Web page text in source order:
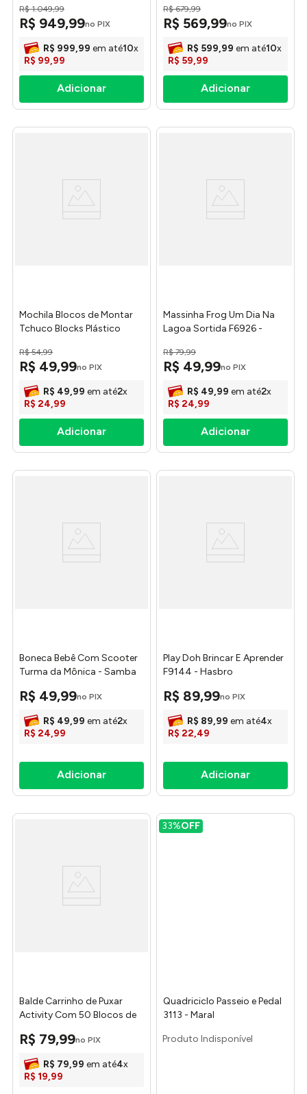
R$ 1.049,99
R$ 949,99no PIX
R$ 999,99 em até10x
R$ 99,99
R$ 679,99
R$ 569,99no PIX
R$ 599,99 em até10x
R$ 59,99
Mochila Blocos de Montar
Tchuco Blocks Plástico
Samba Toys
R$ 54,99
R$ 49,99no PIX
R$ 49,99 em até2x
R$ 24,99
Massinha Frog Um Dia Na
Lagoa Sortida F6926 -
R$ 79,99
R$ 49,99no PIX
R$ 49,99 em até2x
R$ 24,99
Boneca Bebê Com Scooter
Turma da Mônica - Samba
R$ 49,99no PIX
R$ 49,99 em até2x
R$ 24,99
Play Doh Brincar E Aprender
F9144 - Hasbro
R$ 89,99no PIX
R$ 89,99 em até4x
R$ 22,49
Balde Carrinho de Puxar
Activity Com 50 Blocos de
R$ 79,99no PIX
R$ 79,99 em até4x
R$ 19,99
Quadriciclo Passeio e Pedal
3113 - Maral